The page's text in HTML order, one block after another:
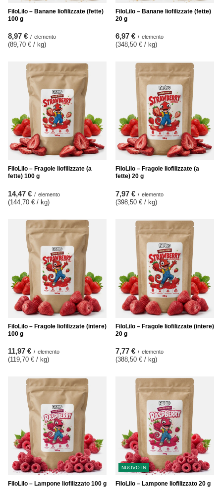
FiloLilo – Banane liofilizzate (fette)
100 g
8,97 € / elemento
(89,70 € / kg)
FiloLilo – Banane liofilizzate (fette)
20 g
6,97 € / elemento
(348,50 € / kg)
FiloLilo – Fragole liofilizzate (a
fette) 100 g
14,47 € / elemento
(144,70 € / kg)
FiloLilo – Fragole liofilizzate (a
fette) 20 g
7,97 € / elemento
(398,50 € / kg)
FiloLilo – Fragole liofilizzate (intere)
100 g
11,97 € / elemento
(119,70 € / kg)
FiloLilo – Fragole liofilizzate (intere)
20 g
7,77 € / elemento
(388,50 € / kg)
FiloLilo – Lampone liofilizzato 100 g
NUOVO IN
FiloLilo – Lampone liofilizzato 20 g